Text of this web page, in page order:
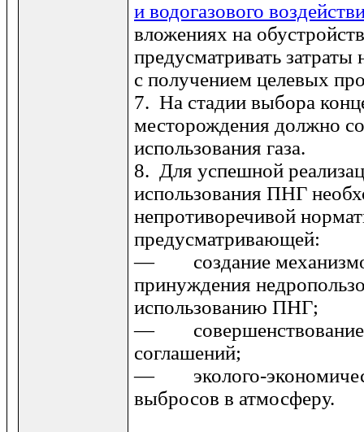
и водогазового
вложениях на
предусматривать
с получением целевых
7. На стадии выбора
месторож­дения должно
использования газа.
8. Для успешной
использова­ния ПНГ
непротиворечивой
предусматривающей:
— создание
принужде­ния
использованию ПНГ;
— совершенствование
согла­шений;
— эколого-
выбро­сов в атмосферу.